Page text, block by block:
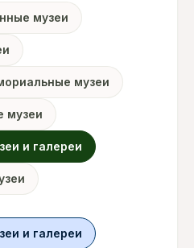
музеи
музеи
музеи
и галереи
и галереи